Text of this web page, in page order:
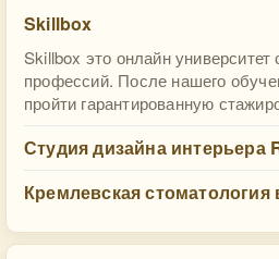
Skillbox
Skillbox это онлайн
профессий. После нашего
пройти гарантированную
Студия дизайна интерьера
Кремлевская стоматология